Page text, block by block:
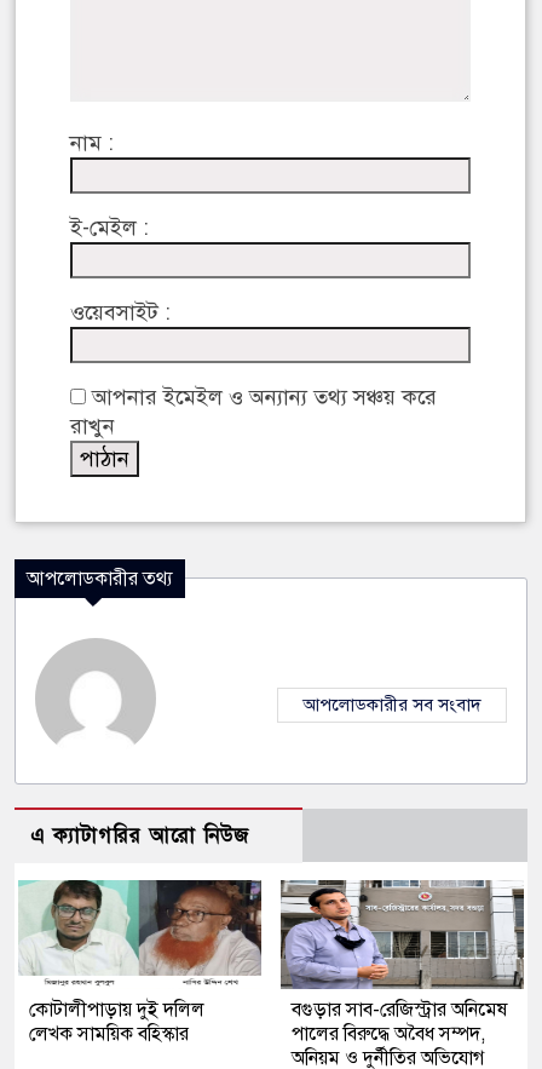
নাম :
ই-মেইল :
ওয়েবসাইট :
আপনার ইমেইল ও অন্যান্য তথ্য সঞ্চয় করে
রাখুন
আপলোডকারীর তথ্য
আপলোডকারীর সব সংবাদ
এ ক্যাটাগরির আরো নিউজ
কোটালীপাড়ায় দুই দলিল
লেখক সাময়িক বহিস্কার
বগুড়ার সাব-রেজিস্ট্রার অনিমেষ
পালের বিরুদ্ধে অবৈধ সম্পদ,
অনিয়ম ও দুর্নীতির অভিযোগ